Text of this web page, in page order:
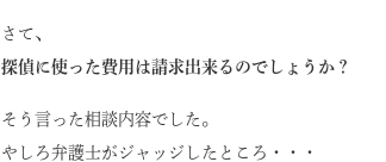
さて、
探偵に使った費用は請求出来るのでしょうか？
そう言った相談内容でした。
やしろ弁護士がジャッジしたところ・・・